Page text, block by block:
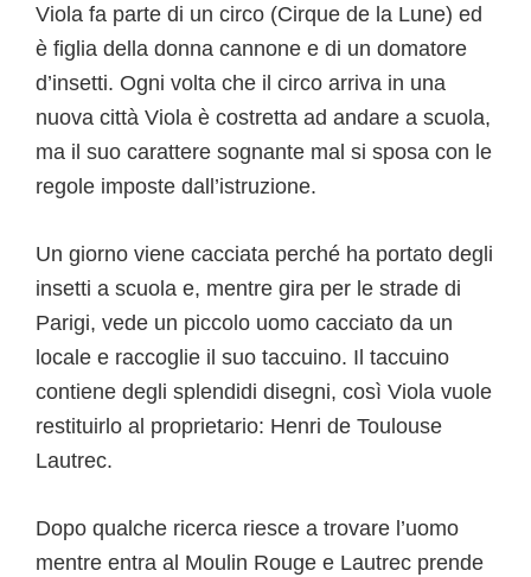
Viola fa parte di un circo (Cirque de la Lune) ed
è figlia della donna cannone e di un domatore
d’insetti. Ogni volta che il circo arriva in una
nuova città Viola è costretta ad andare a scuola,
ma il suo carattere sognante mal si sposa con le
regole imposte dall’istruzione.
Un giorno viene cacciata perché ha portato degli
insetti a scuola e, mentre gira per le strade di
Parigi, vede un piccolo uomo cacciato da un
locale e raccoglie il suo taccuino. Il taccuino
contiene degli splendidi disegni, così Viola vuole
restituirlo al proprietario: Henri de Toulouse
Lautrec.
Dopo qualche ricerca riesce a trovare l’uomo
mentre entra al Moulin Rouge e Lautrec prende